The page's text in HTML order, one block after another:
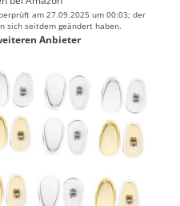
am 27.09.2025 um 00:03; der
sich seitdem geändert haben.
Anbieter